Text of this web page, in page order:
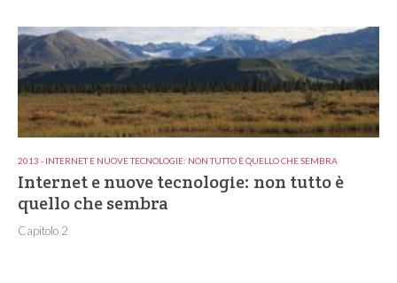
2013 - INTERNET E NUOVE TECNOLOGIE: NON TUTTO È QUELLO CHE SEMBRA
Internet e nuove tecnologie: non tutto è
quello che sembra
Capitolo 2